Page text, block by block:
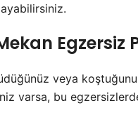
Egzersiz
veya
varsa, bu